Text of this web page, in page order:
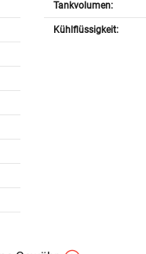
Tankvolumen:
Kühlflüssigkeit: